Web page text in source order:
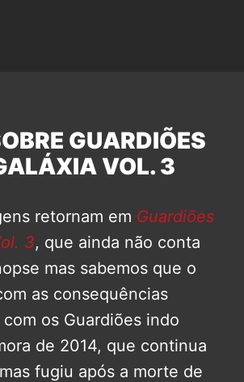
GUARDIÕES
VOL. 3
retornam em Guardiões
3, que ainda não conta
mas sabemos que o
as consequências
com os Guardiões indo
de 2014, que continua
fugiu após a morte de